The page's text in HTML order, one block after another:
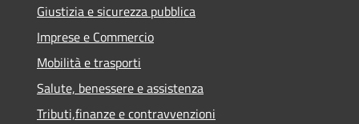
Giustizia e sicurezza pubblica
Imprese e Commercio
Mobilità e trasporti
Salute, benessere e assistenza
Tributi,finanze e contravvenzioni